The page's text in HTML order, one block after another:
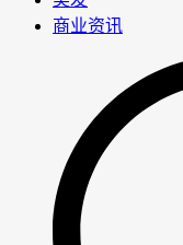
商业资讯